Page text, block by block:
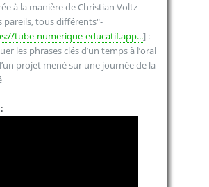
à la manière de Christian Voltz
pareils, tous différents"-
tube-numerique-educatif.app...] :
les phrases clés d’un temps à l’oral
projet mené sur une journée de la